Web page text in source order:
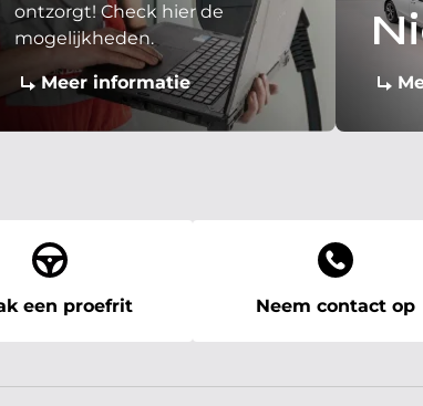
ontzorgt! Check hier de
mogelijkheden.
Meer informatie
een proefrit Neem contact op